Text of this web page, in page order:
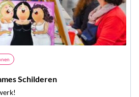
Schilderen